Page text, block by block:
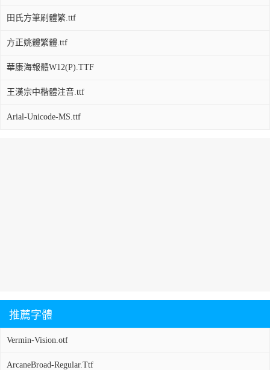
田氏方筆刷體繁.ttf
方正姚體繁體.ttf
華康海報體W12(P).TTF
王漢宗中楷體注音.ttf
Arial-Unicode-MS.ttf
推薦字體
Vermin-Vision.otf
ArcaneBroad-Regular.Ttf